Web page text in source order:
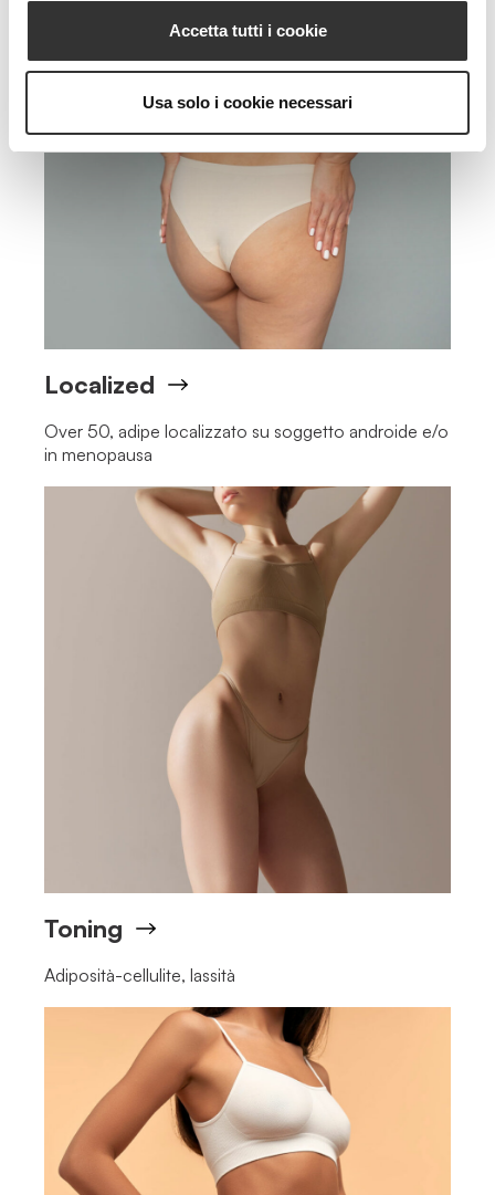
Accetta tutti i cookie
Usa solo i cookie necessari
Localized
Over 50, adipe localizzato su soggetto androide e/o
in menopausa
Toning
Adiposità-cellulite, lassità